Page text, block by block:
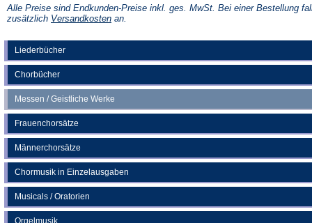
Liederbücher
Chorbücher
Messen / Geistliche Werke
Frauenchorsätze
Männerchorsätze
Chormusik in Einzelausgaben
Musicals / Oratorien
Orgelmusik
einem
neuen
Alle Preise sind Endkunden-Preise inkl. ges. MwSt. Bei einer Bestellung
zusätzlich Versandkosten(Öffnet
an.